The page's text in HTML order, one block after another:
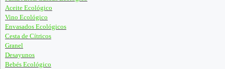
Aceite Ecológico
Vino Ecológico
Envasados Ecológicos
Cesta de Cítricos
Granel
Desayunos
Bebés Ecológico